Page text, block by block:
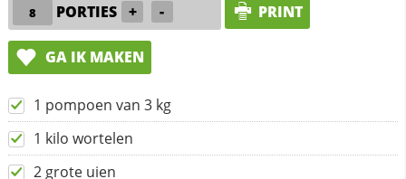
PORTIES + - PRINT
GA IK MAKEN
1 pompoen van 3 kg
1 kilo wortelen
2 grote uien